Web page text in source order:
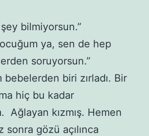
bilmiyorsun.”
ya, sen de hep
soruyorsun.”
bebelerden biri zırladı. Bir
hiç bu kadar
Ağlayan kızmış. Hemen
sonra gözü açılınca